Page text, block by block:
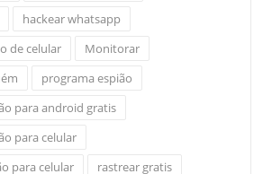
hackear whatsapp
de celular
Monitorar
programa espião
para android gratis
para celular
para celular
rastrear gratis